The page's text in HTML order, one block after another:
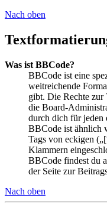
Nach oben
Was ist BBCode?
BBCode ist eine
weitreichende
gibt. Die Rechte
die Board-
durch dich für jeden
BBCode ist ähnlich
Tags von eckigen
Klammern
BBCode findest du
der Seite zur
Nach oben